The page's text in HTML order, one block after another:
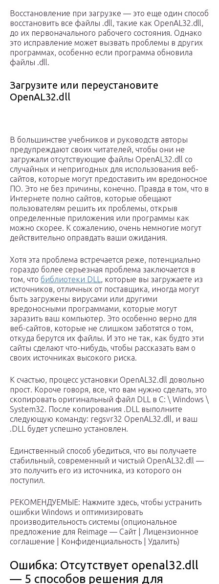
Восстановление при загрузке — это еще один способ
восстановить все файлы .dll, такие как OpenAL32.dll,
до их первоначального рабочего состояния. Однако
это исправление может вызвать проблемы в других
программах, особенно если программа обновила
файлы .dll.
Загрузите или переустановите
OpenAL32.dll
В большинстве учебников и руководств авторы
предупреждают своих читателей, чтобы они не
загружали отсутствующие файлы OpenAL32.dll со
случайных и непригодных для использования веб-
сайтов, которые могут предоставить им вредоносное
ПО. Это не без причины, конечно. Правда в том, что в
Интернете полно сайтов, которые обещают
пользователям решить их проблемы, открыв
определенные приложения или программы как
можно скорее. К сожалению, очень немногие могут
действительно оправдать ваши ожидания.
Хотя эта проблема встречается реже, потенциально
гораздо более серьезная проблема заключается в
том, что библиотеки DLL , которые вы загружаете из
источников, отличных от поставщика, иногда могут
быть загружены вирусами или другими
вредоносными программами, которые могут
заразить ваш компьютер. Это особенно верно для
веб-сайтов, которые не слишком заботятся о том,
откуда берутся их файлы. И это не так, как будто эти
сайты сделают что-нибудь, чтобы рассказать вам о
своих источниках высокого риска.
К счастью, процесс установки OpenAL32.dll довольно
прост. Короче говоря, все, что вам нужно сделать, это
скопировать оригинальный файл DLL в C: \ Windows \
System32. После копирования .DLL выполните
следующую команду: regsvr32 OpenAL32.dll, и ваш
.DLL будет успешно установлен.
Единственный способ убедиться, что вы получаете
стабильный, современный и чистый OpenAL32.dll —
это получить его из источника, из которого он
поступил.
РЕКОМЕНДУЕМЫЕ: Нажмите здесь, чтобы устранить
ошибки Windows и оптимизировать
производительность системы (опциональное
предложение для Reimage — Cайт | Лицензионное
соглашение | Конфиденциальность | Удалить)
Ошибка: Отсутствует openal32.dll
— 5 способов решения для